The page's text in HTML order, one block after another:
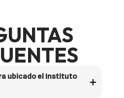
ubicado el Instituto